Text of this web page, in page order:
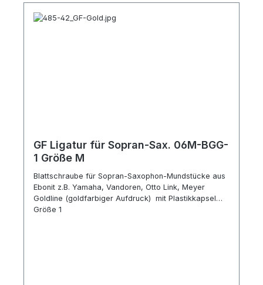
GF Ligatur für Sopran-Sax. 06M-BGG-
1 Größe M
Blattschraube für Sopran-Saxophon-Mundstücke aus
Ebonit z.B. Yamaha, Vandoren, Otto Link, Meyer
Goldline (goldfarbiger Aufdruck) mit Plastikkapsel